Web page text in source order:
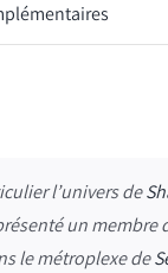
l’univers de
un membre
le métroplexe de